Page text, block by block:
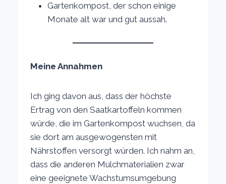
Gartenkompost, der schon einige
Monate alt war und gut aussah.
Meine Annahmen
Ich ging davon aus, dass der höchste
Ertrag von den Saatkartoffeln kommen
würde, die im Gartenkompost wuchsen, da
sie dort am ausgewogensten mit
Nährstoffen versorgt würden. Ich nahm an,
dass die anderen Mulchmaterialien zwar
eine geeignete Wachstumsumgebung